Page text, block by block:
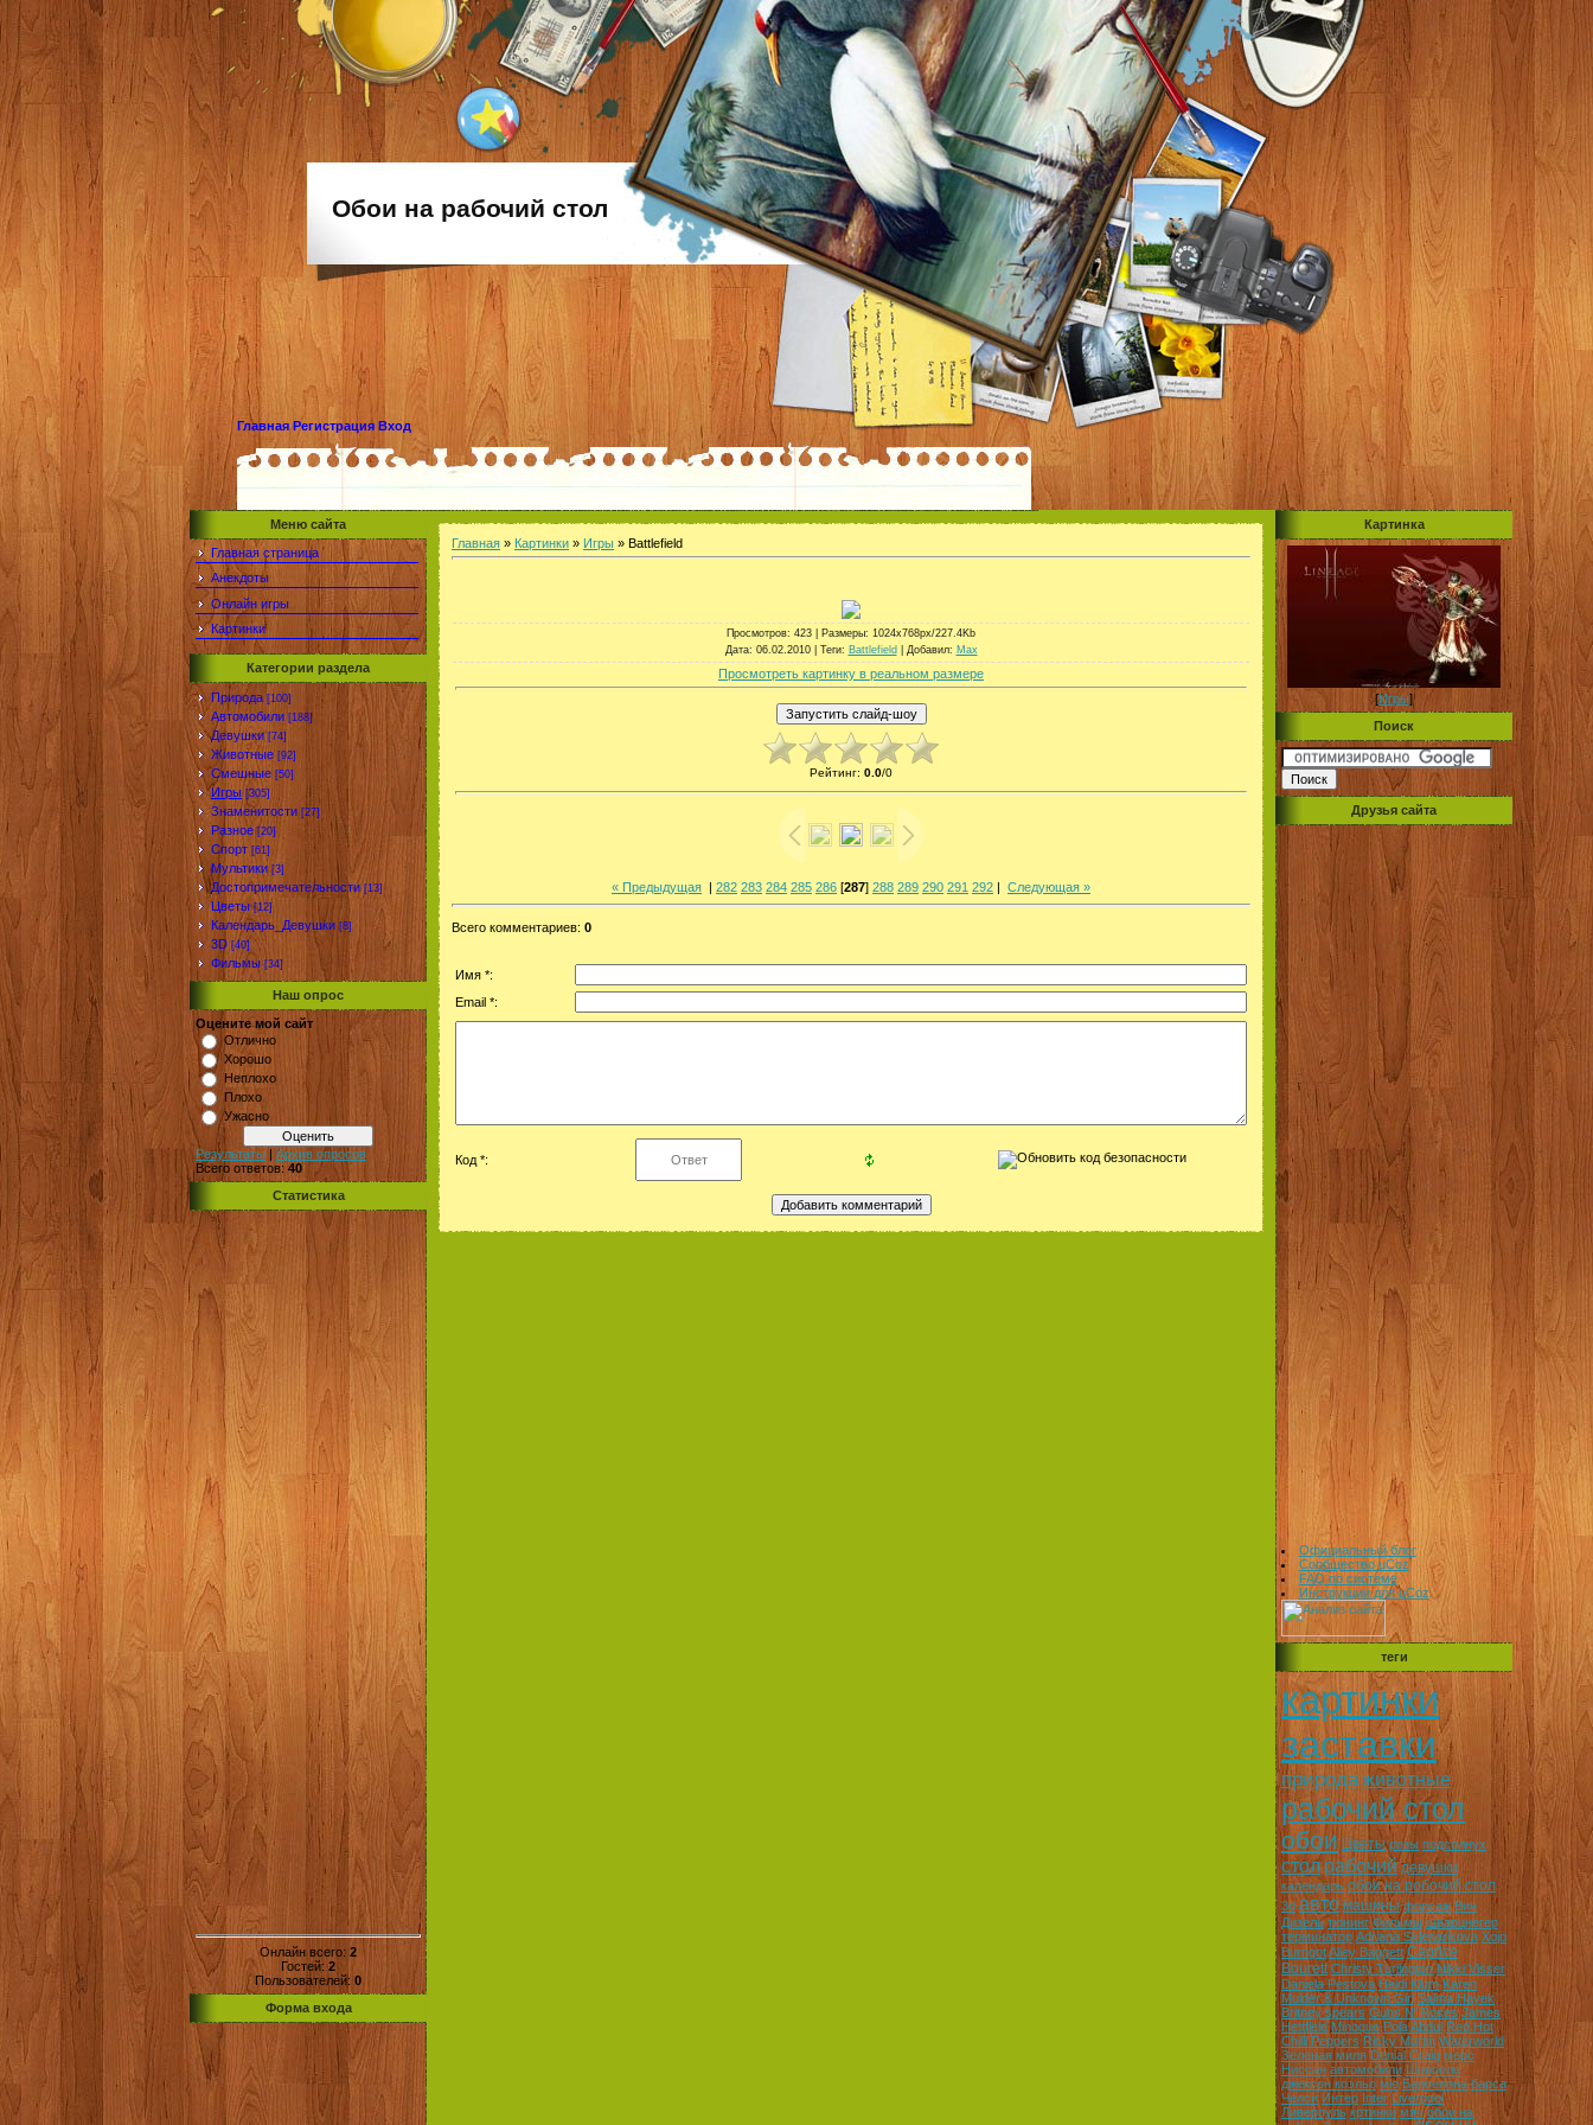
Обои на рабочий стол
Главная Регистрация Вход
Меню сайта
Главная страница
Анекдоты
Онлайн игры
Картинки
Категории раздела
Природа [100]
Автомобили [188]
Девушки [74]
Животные [92]
Смешные [50]
Игры [305]
Знаменитости [27]
Разное [20]
Спорт [61]
Мультики [3]
Достопримечательности [13]
Цветы [12]
Календарь_Девушки [8]
3D [40]
Фильмы [34]
Наш опрос
Оцените мой сайт
Отлично
Хорошо
Неплохо
Плохо
Ужасно
Результаты | Архив опросов
Всего ответов: 40
Статистика
Онлайн всего: 2
Гостей: 2
Пользователей: 0
Форма входа
Главная » Картинки » Игры » Battlefield
Просмотров: 423 | Размеры: 1024x768px/227.4Kb
Дата: 06.02.2010 | Теги: Battlefield Добавил: Max
Просмотреть картинку в реальном размере
Рейтинг: 0.0/0
« Предыдущая | 282 283 284 285 286 [287] 288 289 290 291 292 | Следующая »
Всего комментариев: 0
Имя *:
Email *:
Код *:
Картинка
[Игры]
Поиск
Друзья сайта
Официальный блог
Сообщество uCoz
FAQ по системе
Инструкции для uCoz
теги
картинки
заставки
природаживотные
рабочий стол
обои Цветы розы подсолнух
стол рабочий девушки
календарь обои на робочий стол
3d авто машины форсаж Вин
Дизель тюнинг Фильмы шварцнегер
терминатор Adriana Sklenarikova Xojo
BurngotAlley Baggett Caprice
Bourett Christy Turlington Nikki Visser
Daniela Pestova Heidi Klum Karen
Mulder & Unknown Girl Salma Hayek
Britney spears Guns N' Roses James
Hettfield Minoque Pola Abdul Red Hot
Chilli Peppers Ricky Martin Waterworld
Зеленая миля Denial Craig мерс
Ниссан автомобили Шевроле
джексон коэльо мю Барселона барса
Челси Интер Inter Liverpool
Ливерпуль кртинки мяч обои на